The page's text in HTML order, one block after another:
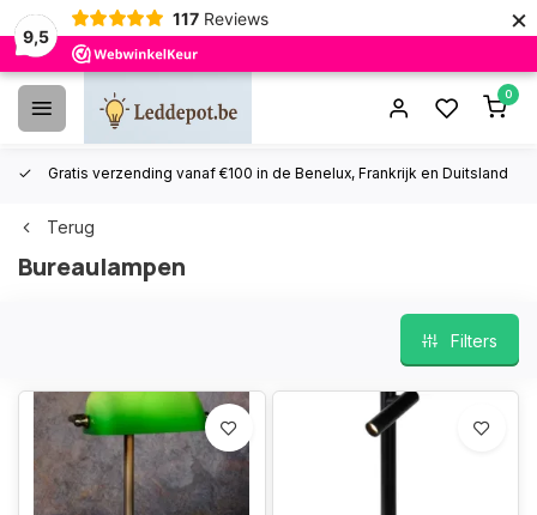
9,5
117 Reviews ×
0
Gratis verzending vanaf €100 in de Benelux, Frankrijk en Duitsland
Terug
Bureaulampen
Filters